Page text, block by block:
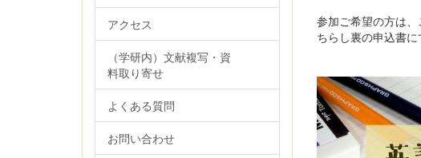
参加ご希望の方は
ちらし裏の申込書に
アクセス
（学研内）文献複写・資
料取り寄せ
よくある質問
お問い合わせ